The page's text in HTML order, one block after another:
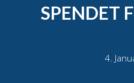
SPENDET
4.